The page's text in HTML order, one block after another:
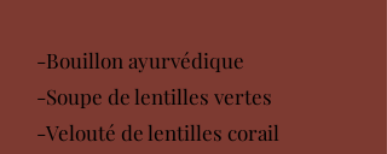
-Bouillon ayurvédique
-Soupe de lentilles vertes
-Velouté de lentilles corail